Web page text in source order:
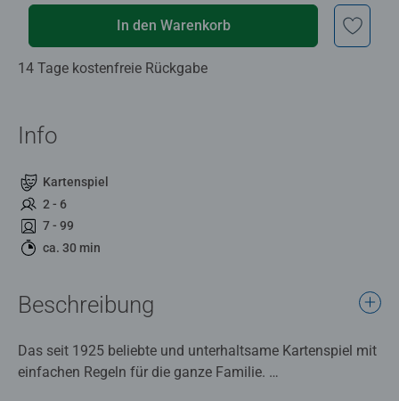
In den Warenkorb
14 Tage kostenfreie Rückgabe
Info
Kartenspiel
2 - 6
7 - 99
ca. 30 min
Beschreibung
Das seit 1925 beliebte und unterhaltsame Kartenspiel mit
einfachen Regeln für die ganze Familie.